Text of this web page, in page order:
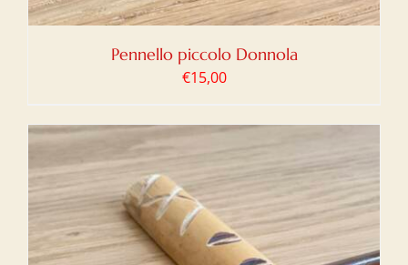
Pennello piccolo Donnola
€15,00